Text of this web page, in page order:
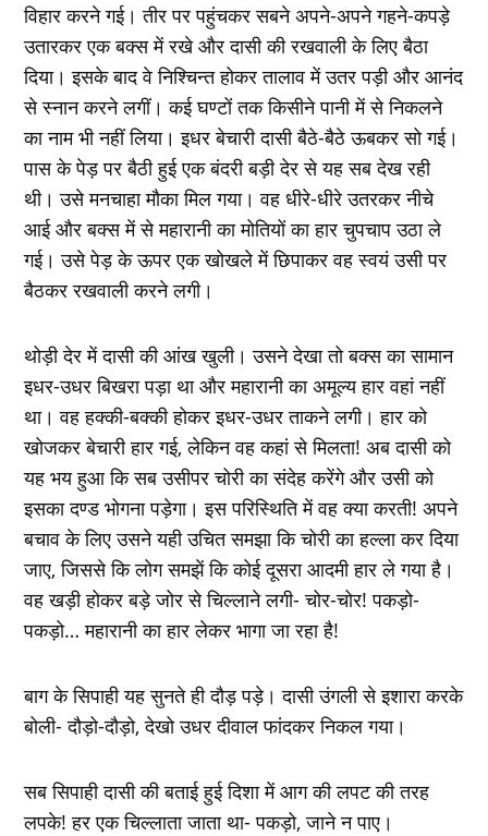
विहार करने गई। तीर पर पहुंचकर सबने अपने-अपने गहने-कपड़े
उतारकर एक बक्‍स में रखे और दासी की रखवाली के लिए बैठा
दिया। इसके बाद वे निश्चिन्‍त होकर तालाव में उतर पड़ी और आनंद
से स्‍नान करने लगीं। कई घण्‍टों तक किसीने पानी में से निकलने
का नाम भी नहीं लिया। इधर बेचारी दासी बैठे-बैठे ऊबकर सो गई।
पास के पेड़ पर बैठी हुई एक बंदरी बड़ी देर से यह सब देख रही
थी। उसे मनचाहा मौका मिल गया। वह धीरे-धीरे उतरकर नीचे
आई और बक्‍स में से महारानी का मोतियों का हार चुपचाप उठा ले
गई। उसे पेड़ के ऊपर एक खोखले में छिपाकर वह स्‍वयं उसी पर
बैठकर रखवाली करने लगी।
थोड़ी देर में दासी की आंख खुली। उसने देखा तो बक्‍स का सामान
इधर-उधर बिखरा पड़ा था और महारानी का अमूल्‍य हार वहां नहीं
था। वह हक्‍की-बक्‍की होकर इधर-उधर ताकने लगी। हार को
खोजकर बेचारी हार गई, लेकिन वह कहां से मिलता! अब दासी को
यह भय हुआ कि सब उसीपर चोरी का संदेह करेंगे और उसी को
इसका दण्‍ड भोगना पड़ेगा। इस परिस्थिति में वह क्‍या करती! अपने
बचाव के लिए उसने यही उचित समझा कि चोरी का हल्‍ला कर दिया
जाए, जिससे कि लोग समझें कि कोई दूसरा आदमी हार ले गया है।
वह खड़ी होकर बड़े जोर से चिल्‍लाने लगी- चोर-चोर! पकड़ो-
पकड़ो… महारानी का हार लेकर भागा जा रहा है!
बाग के सिपाही यह सुनते ही दौड़ पड़े। दासी उंगली से इशारा करके
बोली- दौड़ो-दौड़ो, देखो उधर दीवाल फांदकर निकल गया।
सब सिपाही दासी की बताई हुई दिशा में आग की लपट की तरह
लपके! हर एक चिल्‍लाता जाता था- पकड़ो, जाने न पाए।